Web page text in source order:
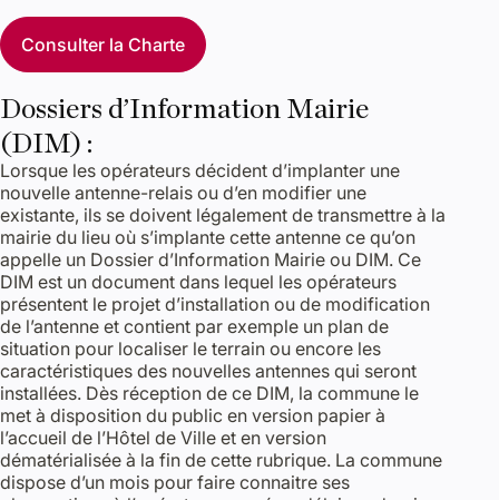
Consulter la Charte
Dossiers d’Information Mairie
(DIM) :
Lorsque les opérateurs décident d’implanter une
nouvelle antenne-relais ou d’en modifier une
existante, ils se doivent légalement de transmettre à la
mairie du lieu où s’implante cette antenne ce qu’on
appelle un Dossier d’Information Mairie ou DIM. Ce
DIM est un document dans lequel les opérateurs
présentent le projet d’installation ou de modification
de l’antenne et contient par exemple un plan de
situation pour localiser le terrain ou encore les
caractéristiques des nouvelles antennes qui seront
installées. Dès réception de ce DIM, la commune le
met à disposition du public en version papier à
l’accueil de l’Hôtel de Ville et en version
dématérialisée à la fin de cette rubrique. La commune
dispose d’un mois pour faire connaitre ses